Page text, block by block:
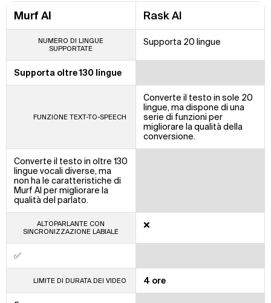
Murf AI Rask AI
NUMERO DI LINGUE
SUPPORTATE
Supporta 20 lingue
Supporta oltre 130 lingue
FUNZIONE TEXT-TO-SPEECH
Converte il testo in sole 20
lingue, ma dispone di una
serie di funzioni per
migliorare la qualità della
conversione.
Converte il testo in oltre 130
lingue vocali diverse, ma
non ha le caratteristiche di
Murf AI per migliorare la
qualità del parlato.
ALTOPARLANTE CON
SINCRONIZZAZIONE LABIALE
❌
✅
LIMITE DI DURATA DEI VIDEO 4 ore